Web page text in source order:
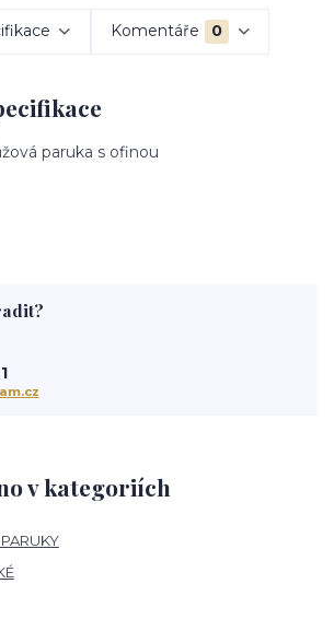
Komentáře 0
paruka s ofinou
v kategoriích